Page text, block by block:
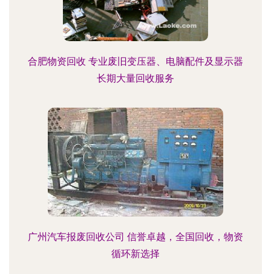
合肥物资回收 专业废旧变压器、电脑配件及显示器
长期大量回收服务
广州汽车报废回收公司 信誉卓越，全国回收，物资
循环新选择